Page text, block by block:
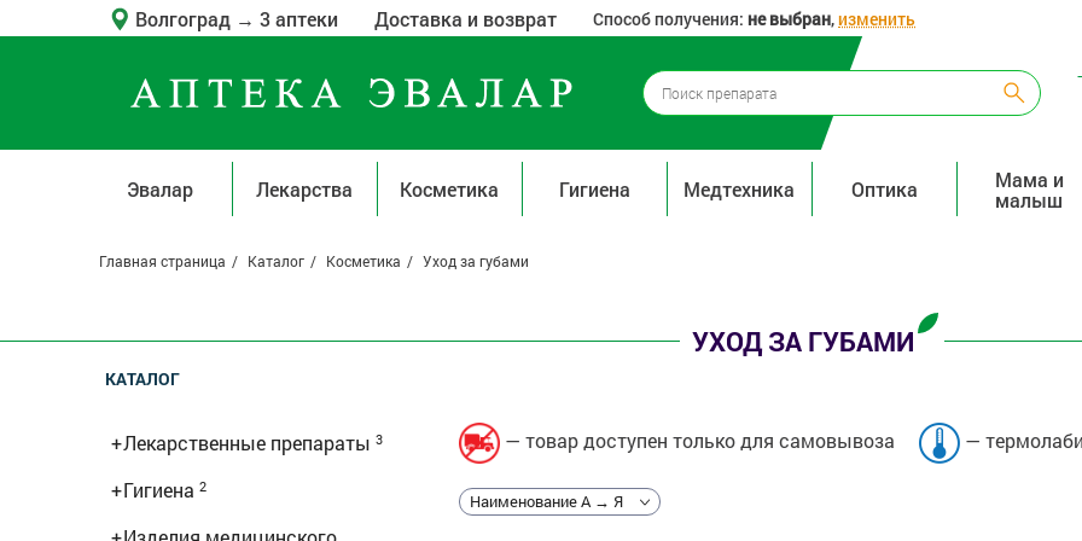
Волгоград → 3 аптеки Доставка и возврат Способ получения: не выбран,изменить
Эвалар Лекарства Косметика Гигиена Медтехника Оптика
Мама и
малыш
Главная страница Каталог Косметика Уход за губами
УХОД ЗА ГУБАМИ
КАТАЛОГ
+Лекарственные препараты 3
+Гигиена 2
— товар доступен только для самовывоза —
Наименование А → Я